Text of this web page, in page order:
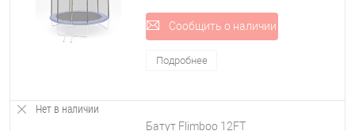
Сообщить о наличии
Подробнее
Нет в наличии
Батут Flimboo 12FT